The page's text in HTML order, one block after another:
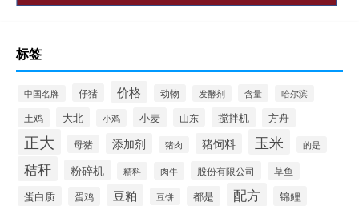
标签
中国名牌 仔猪 价格 动物 发酵剂 含量 哈尔滨
土鸡 大北 小鸡 小麦 山东 搅拌机 方舟
正大 母猪 添加剂 猪肉 猪饲料 玉米 的是
秸秆 粉碎机 精料 肉牛 股份有限公司 草鱼
蛋白质 蛋鸡 豆粕 豆饼 都是 配方 锦鲤